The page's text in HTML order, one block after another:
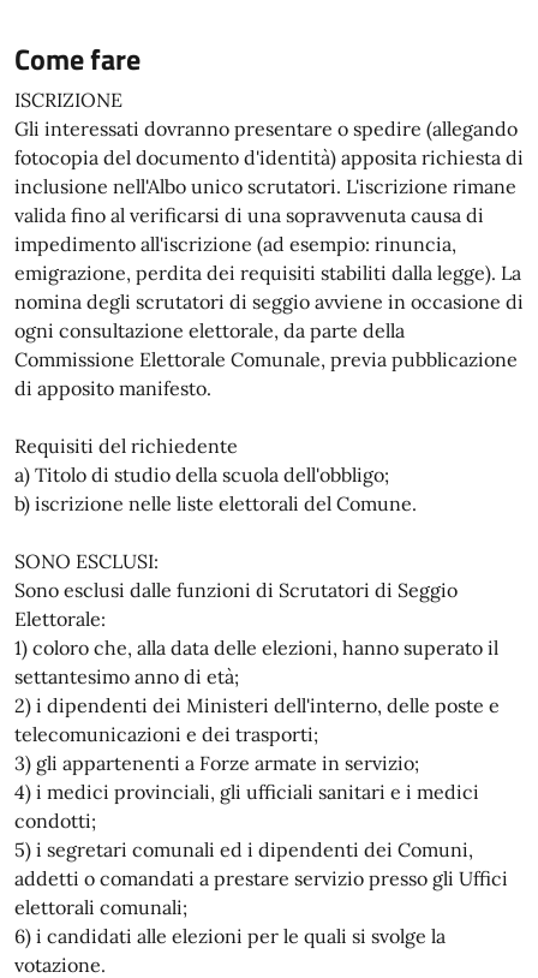
Come fare
ISCRIZIONE
Gli interessati dovranno presentare o spedire (allegando
fotocopia del documento d'identità) apposita richiesta di
inclusione nell'Albo unico scrutatori. L'iscrizione rimane
valida fino al verificarsi di una sopravvenuta causa di
impedimento all'iscrizione (ad esempio: rinuncia,
emigrazione, perdita dei requisiti stabiliti dalla legge). La
nomina degli scrutatori di seggio avviene in occasione di
ogni consultazione elettorale, da parte della
Commissione Elettorale Comunale, previa pubblicazione
di apposito manifesto.
Requisiti del richiedente
a) Titolo di studio della scuola dell'obbligo;
b) iscrizione nelle liste elettorali del Comune.
SONO ESCLUSI:
Sono esclusi dalle funzioni di Scrutatori di Seggio
Elettorale:
1) coloro che, alla data delle elezioni, hanno superato il
settantesimo anno di età;
2) i dipendenti dei Ministeri dell'interno, delle poste e
telecomunicazioni e dei trasporti;
3) gli appartenenti a Forze armate in servizio;
4) i medici provinciali, gli ufficiali sanitari e i medici
condotti;
5) i segretari comunali ed i dipendenti dei Comuni,
addetti o comandati a prestare servizio presso gli Uffici
elettorali comunali;
6) i candidati alle elezioni per le quali si svolge la
votazione.